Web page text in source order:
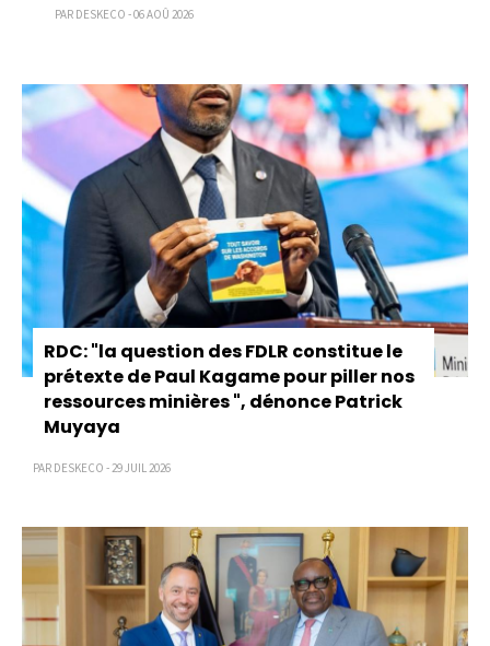
PAR DESKECO - 06 AOÛ 2026
RDC: "la question des FDLR constitue le
prétexte de Paul Kagame pour piller nos
ressources minières ", dénonce Patrick
Muyaya
PAR DESKECO - 29 JUIL 2026
Pagination